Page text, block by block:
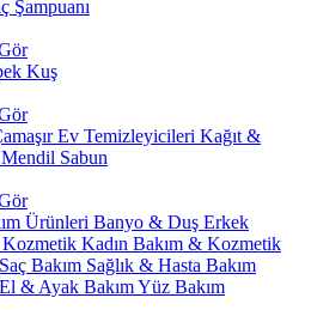
Şampuanı
Kuş
Ev Temizleyicileri Kağıt &
Sabun
Ürünleri Banyo & Duş Erkek
Kadın Bakım & Kozmetik
Saç Bakım Sağlık & Hasta Bakım
& Ayak BakımYüz Bakım